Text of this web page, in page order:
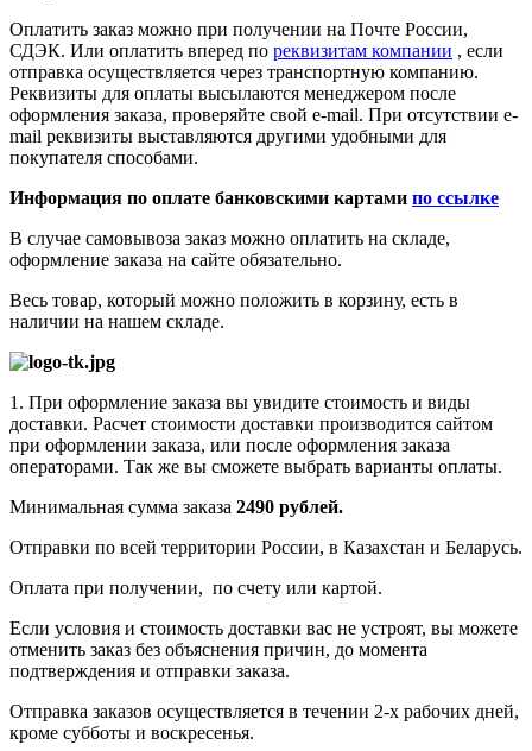
Оплатить заказ можно при получении на Почте России,
СДЭК. Или оплатить вперед по реквизитам компании , если
отправка осуществляется через транспортную компанию.
Реквизиты для оплаты высылаются менеджером после
оформления заказа, проверяйте свой e-mail. При отсутствии e-
mail реквизиты выставляются другими удобными для
покупателя способами.
Информация по оплате банковскими картами по ссылке
В случае самовывоза заказ можно оплатить на складе,
оформление заказа на сайте обязательно.
Весь товар, который можно положить в корзину, есть в
наличии на нашем складе.
1. При оформление заказа вы увидите стоимость и виды
доставки. Расчет стоимости доставки производится сайтом
при оформлении заказа, или после оформления заказа
операторами. Так же вы сможете выбрать варианты оплаты.
Минимальная сумма заказа 2490 рублей.
Отправки по всей территории России, в Казахстан и Беларусь.
Оплата при получении, по счету или картой.
Если условия и стоимость доставки вас не устроят, вы можете
отменить заказ без объяснения причин, до момента
подтверждения и отправки заказа.
Отправка заказов осуществляется в течении 2-х рабочих дней,
кроме субботы и воскресенья.